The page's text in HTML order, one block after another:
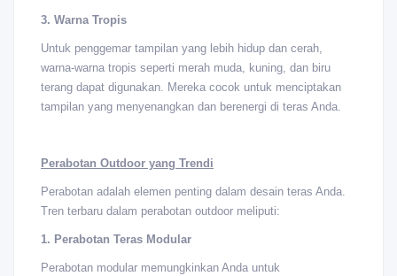
3. Warna Tropis
Untuk penggemar tampilan yang lebih hidup dan cerah,
warna-warna tropis seperti merah muda, kuning, dan biru
terang dapat digunakan. Mereka cocok untuk menciptakan
tampilan yang menyenangkan dan berenergi di teras Anda.
Perabotan Outdoor yang Trendi
Perabotan adalah elemen penting dalam desain teras Anda.
Tren terbaru dalam perabotan outdoor meliputi:
1. Perabotan Teras Modular
Perabotan modular memungkinkan Anda untuk